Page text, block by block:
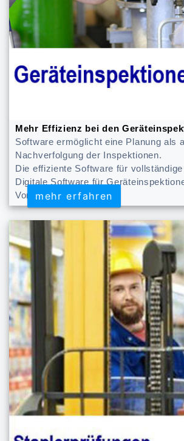
Mehr Effizienz bei den
Software ermöglicht eine Planung als
Nachverfolgung der Inspektionen.
Die effiziente Software für
Digitale Software für
Vorteilemehr erfahren
mehr erfahren